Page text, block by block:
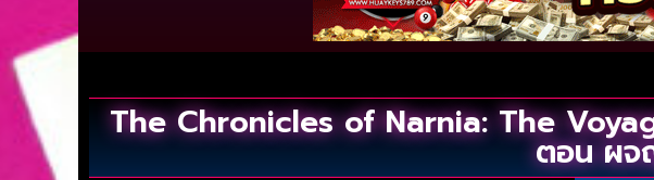
The Chronicles of Narnia: The
ตอน ผจ